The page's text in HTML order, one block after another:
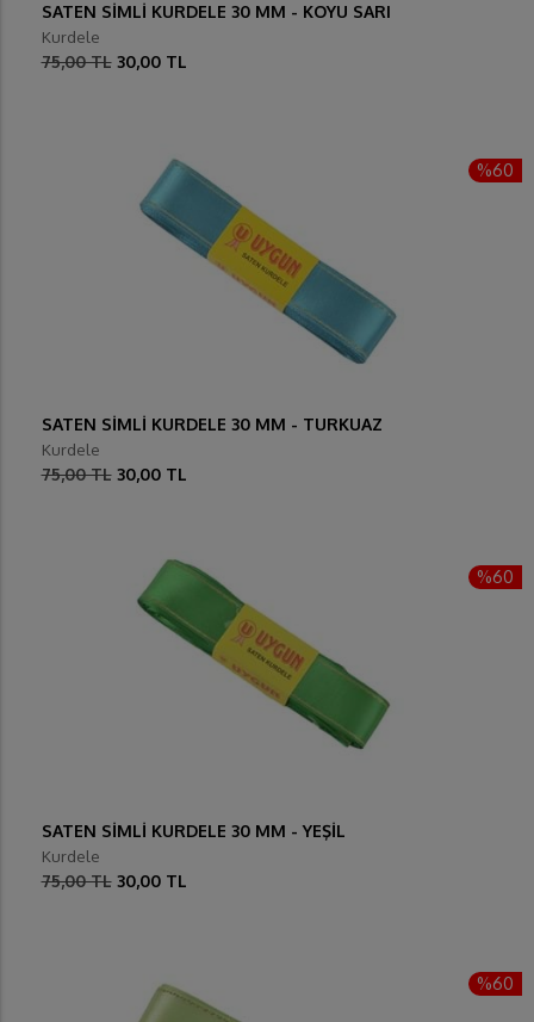
SATEN SİMLİ KURDELE 30 MM - KOYU SARI
Kurdele
75,00 TL 30,00 TL
%60
SATEN SİMLİ KURDELE 30 MM - TURKUAZ
Kurdele
75,00 TL 30,00 TL
%60
SATEN SİMLİ KURDELE 30 MM - YEŞİL
Kurdele
75,00 TL 30,00 TL
%60